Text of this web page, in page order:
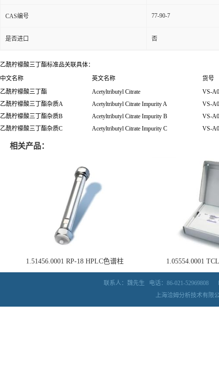
CAS编号 77-90-7
是否进口 否
乙酰柠檬酸三丁酯标准品关联具体：
中文名称
英文名称
货号
乙酰柠檬酸三丁酯
Acetyltributyl Citrate
VS-
乙酰柠檬酸三丁酯杂质A
Acetyltributyl Citrate Impurity A
VS-
乙酰柠檬酸三丁酯杂质B
Acetyltributyl Citrate Impurity B
VS-
乙酰柠檬酸三丁酯杂质C
Acetyltributyl Citrate Impurity C VS-
相关产品：
1.51456.0001 RP-18 HPLC色谱柱 1.05554.0001
联系人：魏先生 电话：86-021-52969808
上海洽姆分析技术有限